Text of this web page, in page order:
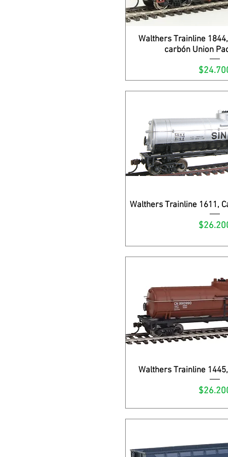
Vista
Walthers Trainline
carbón Union
Precio
Vista
Walthers Trainline 1611,
Precio
Vista
Walthers Trainline
Precio